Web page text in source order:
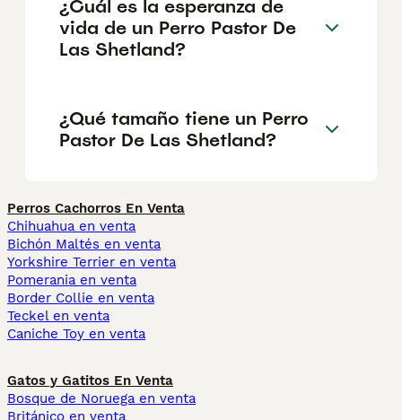
¿Cuál es la esperanza de
vida de un Perro Pastor De
Las Shetland?
¿Qué tamaño tiene un Perro
Pastor De Las Shetland?
Perros Cachorros En Venta
Chihuahua en venta
Bichón Maltés en venta
Yorkshire Terrier en venta
Pomerania en venta
Border Collie en venta
Teckel en venta
Caniche Toy en venta
Gatos y Gatitos En Venta
Bosque de Noruega en venta